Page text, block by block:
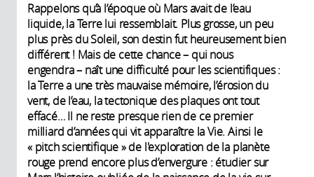
Rappelons qu’à l’époque où Mars avait de l’eau
liquide, la Terre lui ressemblait. Plus grosse, un peu
plus près du Soleil, son destin fut heureusement bien
différent ! Mais de cette chance – qui nous
engendra – naît une difficulté pour les scientifiques :
la Terre a une très mauvaise mémoire, l’érosion du
vent, de l’eau, la tectonique des plaques ont tout
effacé… Il ne reste presque rien de ce premier
milliard d’années qui vit apparaître la Vie. Ainsi le
« pitch scientifique » de l'exploration de la planète
rouge prend encore plus d’envergure : étudier sur